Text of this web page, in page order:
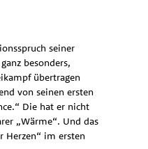
seiner
besonders,
übertragen
von seinen ersten
Die hat er nicht
„Wärme“. Und das
Herzen“ im ersten